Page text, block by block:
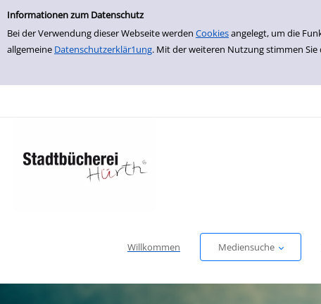
Einfache Suche
Informationen zum Datenschutz
Bei der Verwendung dieser Webseite werden Cookiesangelegt, um die
allgemeine Datenschutzerklär1ung. Mit der weiteren Nutzung stimmen Sie
zur Navigation springen
zum Inhalt springen
Zur Detailanzeige springen
Willkommen Mediensuche